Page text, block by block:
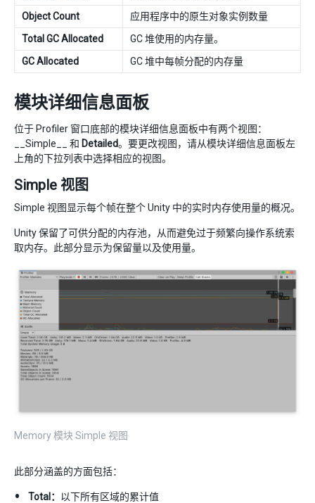
Object Count
应用程序中的原生对象实例数量
Total GC Allocated
GC 堆使用的内存量。
GC Allocated
GC 堆中每帧分配的内存量
模块详细信息面板
位于 Profiler 窗口底部的模块详细信息面板中有两个视图：
__Simple__ 和 Detailed。要更改视图，请从模块详细信息面板左
上角的下拉列表中选择相应的视图。
Simple 视图
Simple 视图显示每个帧在整个 Unity 中的实时内存使用量的概况。
Unity 保留了可供分配的内存池，从而避免过于频繁向操作系统索
取内存。此部分显示为保留量以及使用量。
Memory 模块 Simple 视图
此部分涵盖的方面包括：
Total： 以下所有区域的累计值